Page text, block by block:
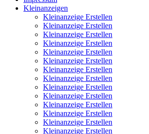
Kleinanzeigen
Kleinanzeige Erstellen
Kleinanzeige Erstellen
Kleinanzeige Erstellen
Kleinanzeige Erstellen
Kleinanzeige Erstellen
Kleinanzeige Erstellen
Kleinanzeige Erstellen
Kleinanzeige Erstellen
Kleinanzeige Erstellen
Kleinanzeige Erstellen
Kleinanzeige Erstellen
Kleinanzeige Erstellen
Kleinanzeige Erstellen
Kleinanzeige Erstellen